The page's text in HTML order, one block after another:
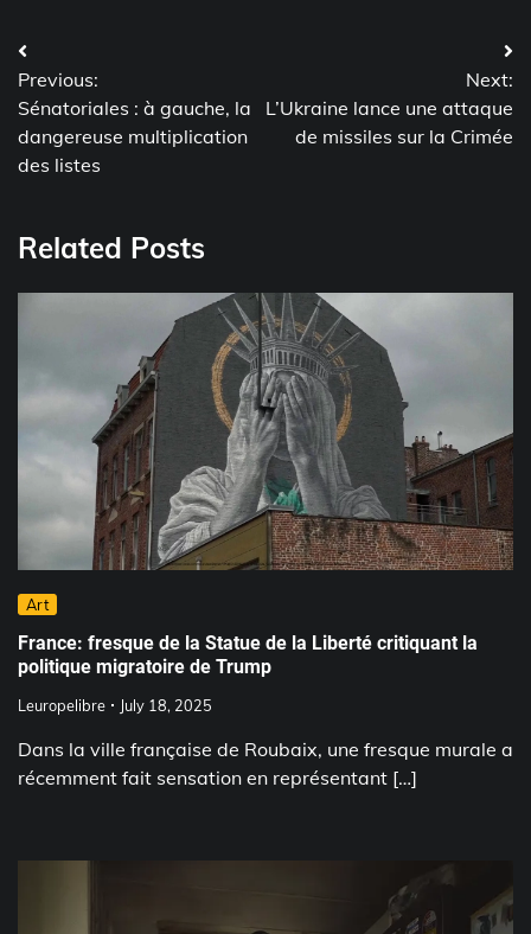
Post
navigation
Previous:
Sénatoriales : à gauche, la
dangereuse multiplication
des listes
Next:
L’Ukraine lance une attaque
de missiles sur la Crimée
Related Posts
Art
France: fresque de la Statue de la Liberté critiquant la
politique migratoire de Trump
Leuropelibre July 18, 2025
Dans la ville française de Roubaix, une fresque murale a
récemment fait sensation en représentant […]